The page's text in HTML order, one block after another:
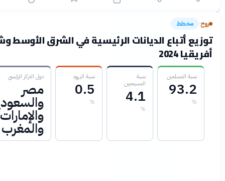
أتباع الديانات الرئيسية في الشرق الأوسط وشمال
نسبة
المسيحيين
4.1
0.5
%
دول التركز الرئيسي
مصر
والسعودية
والإمارات
والمغرب